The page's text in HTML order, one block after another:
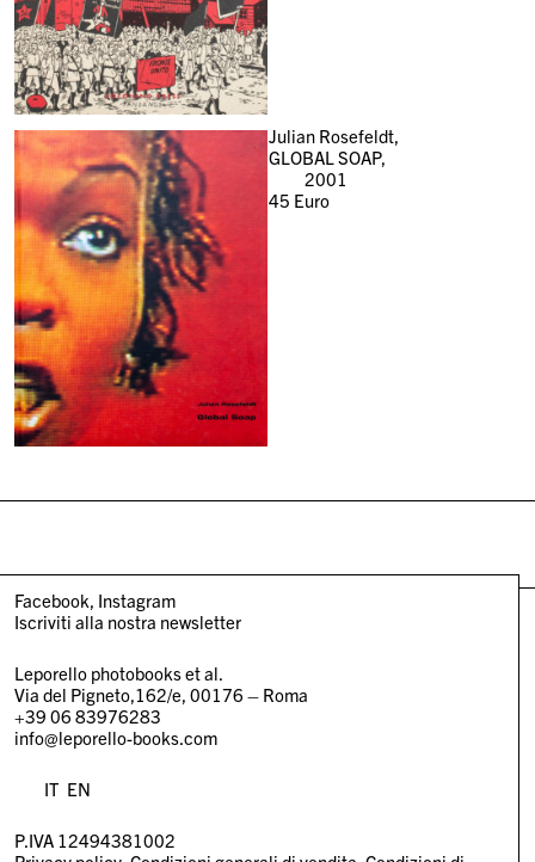
Julian Rosefeldt,
GLOBAL SOAP,
2001
45 Euro
Facebook Instagram
Iscriviti alla nostra newsletter
Leporello photobooks et al.
Via del Pigneto,162/e, 00176 – Roma
+39 06 83976283
info@leporello-books.com
IT EN
P.IVA 12494381002